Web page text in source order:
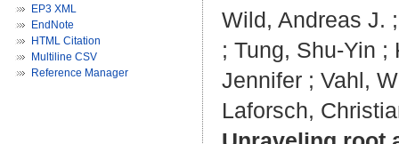
EP3 XML
EndNote
HTML Citation
Multiline CSV
Reference Manager
Wild, Andreas J.
; Tung, Shu‐Yin ;
Jennifer ; Vahl,
Laforsch,